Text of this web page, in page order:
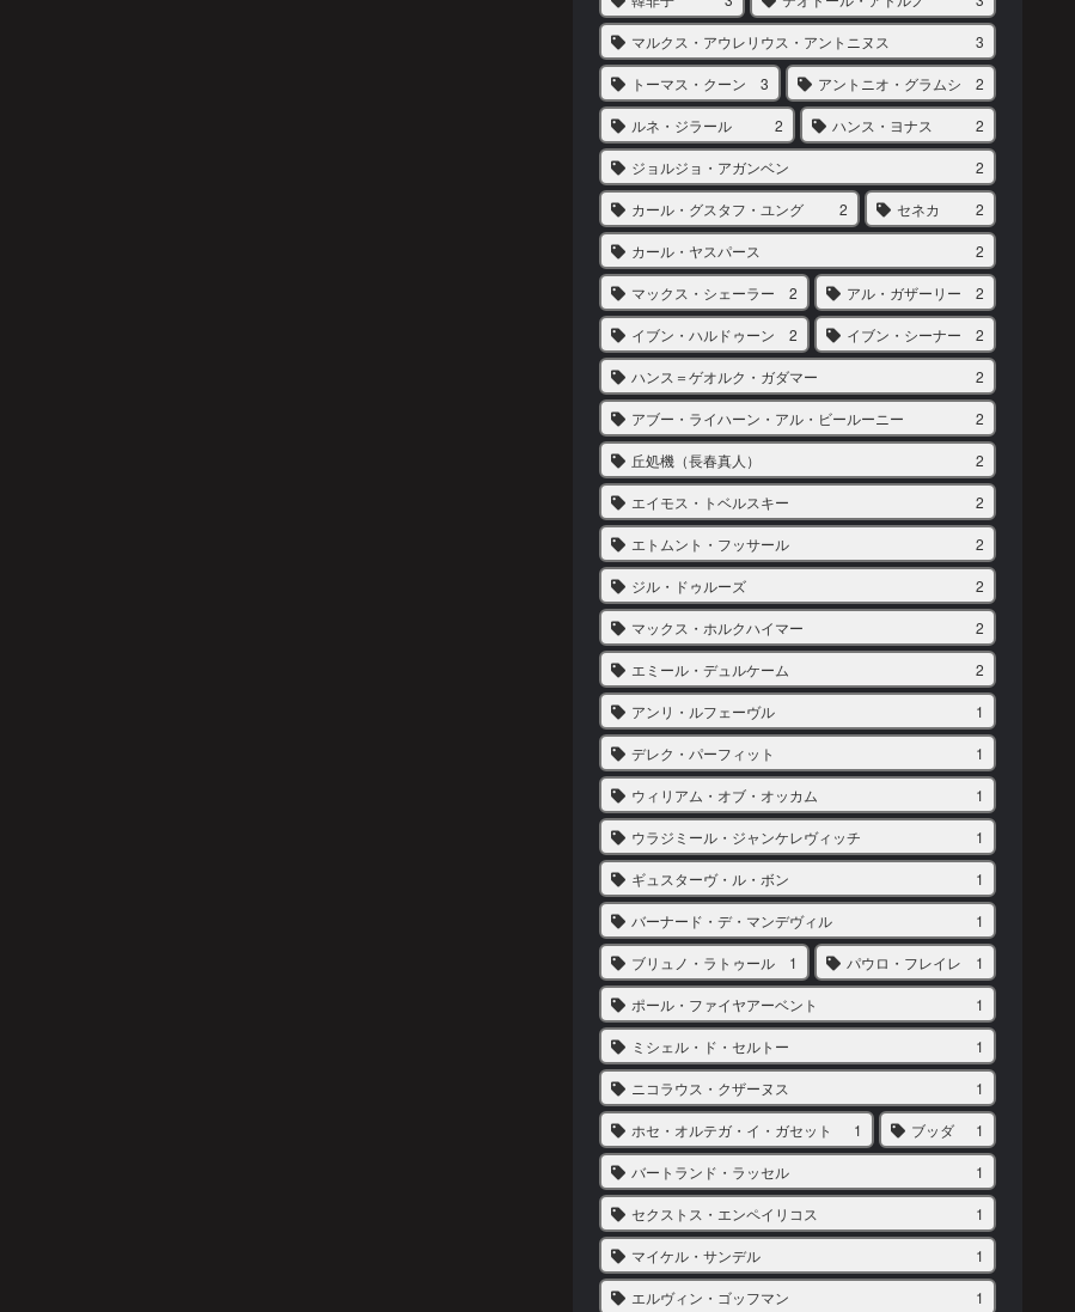
マルクス・アウレリウス・アントニヌス 3
トーマス・クーン 3 アントニオ・グラムシ 2
ルネ・ジラール 2 ハンス・ヨナス 2
ジョルジョ・アガンベン 2
カール・グスタフ・ユング 2 セネカ 2
カール・ヤスパース 2
マックス・シェーラー 2 アル・ガザーリー 2
イブン・ハルドゥーン 2 イブン・シーナー 2
ハンス＝ゲオルク・ガダマー 2
アブー・ライハーン・アル・ビールーニー 2
丘処機（長春真人） 2
エイモス・トベルスキー 2
エトムント・フッサール 2
ジル・ドゥルーズ 2
マックス・ホルクハイマー 2
エミール・デュルケーム 2
アンリ・ルフェーヴル 1
デレク・パーフィット 1
ウィリアム・オブ・オッカム 1
ウラジミール・ジャンケレヴィッチ 1
ギュスターヴ・ル・ボン 1
バーナード・デ・マンデヴィル 1
ブリュノ・ラトゥール 1 パウロ・フレイレ 1
ポール・ファイヤアーベント 1
ミシェル・ド・セルトー 1
ニコラウス・クザーヌス 1
ホセ・オルテガ・イ・ガセット 1 ブッダ 1
バートランド・ラッセル 1
セクストス・エンペイリコス 1
マイケル・サンデル 1
エルヴィン・ゴッフマン 1